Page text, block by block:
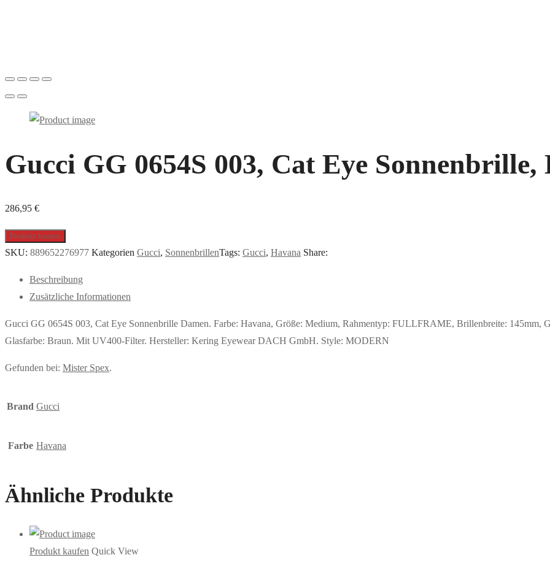
Gucci GG 0654S 003, Cat Eye Sonnenbrille,
286,95 €
Produkt kaufen
SKU: 889652276977 Kategorien Gucci, SonnenbrillenTags: Gucci, Havana Share:
Beschreibung
Zusätzliche Informationen
Gucci GG 0654S 003, Cat Eye Sonnenbrille Damen. Farbe: Havana, Größe: Medium, Rahmentyp: FULLFRAME, Brillenbreite: 145mm,
Glasfarbe: Braun. Mit UV400-Filter. Hersteller: Kering Eyewear DACH GmbH. Style: MODERN
Gefunden bei: Mister Spex.
Brand Gucci
Farbe Havana
Ähnliche Produkte
Produkt kaufen Quick View